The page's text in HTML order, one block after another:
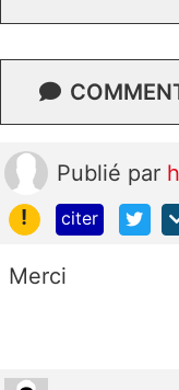
Publié par
!
citer
Merci